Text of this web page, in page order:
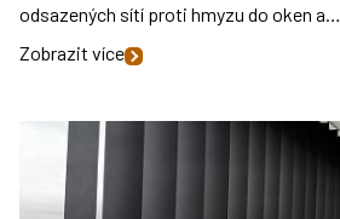
odsazených sítí proti hmyzu do oken a…
Zobrazit více